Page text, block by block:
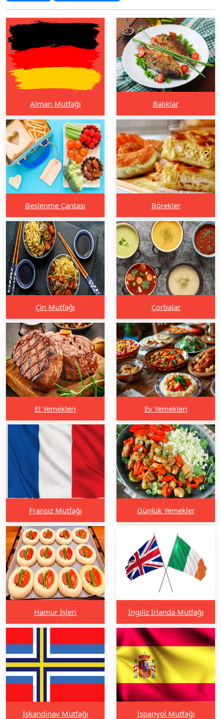
Alman Mutfağı Balıklar
Beslenme Çantası Börekler
Çin Mutfağı Çorbalar
Et Yemekleri Ev Yemekleri
Fransız Mutfağı Günlük Yemekler
Hamur İşleri İngiliz İrlanda Mutfağı
İskandinav Mutfağı İspanyol Mutfağı